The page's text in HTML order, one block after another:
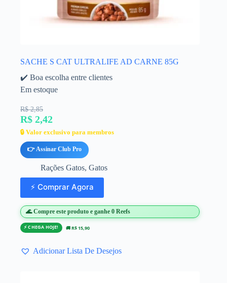
SACHE S CAT ULTRALIFE AD CARNE 85G
✔️ Boa escolha entre clientes
Em estoque
R$ 2,85
R$ 2,42
🔒 Valor exclusivo para membros
👉 Assinar Club Pro
Rações Gatos, Gatos
⚡ Comprar Agora
🌊 Compre este produto e ganhe 0 Reefs
⚡ CHEGA HOJE! 🚚 R$ 15,90
Adicionar Lista De Desejos